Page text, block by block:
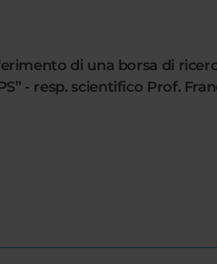
di una borsa di
- resp. scientifico Prof.